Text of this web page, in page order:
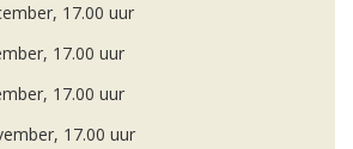
17.00 uur
17.00 uur
17.00 uur
17.00 uur